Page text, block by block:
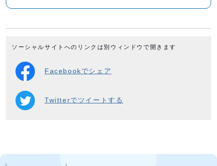
ソーシャルサイトへのリンクは別ウィンドウで開きます
Facebookでシェア
Twitterでツイートする